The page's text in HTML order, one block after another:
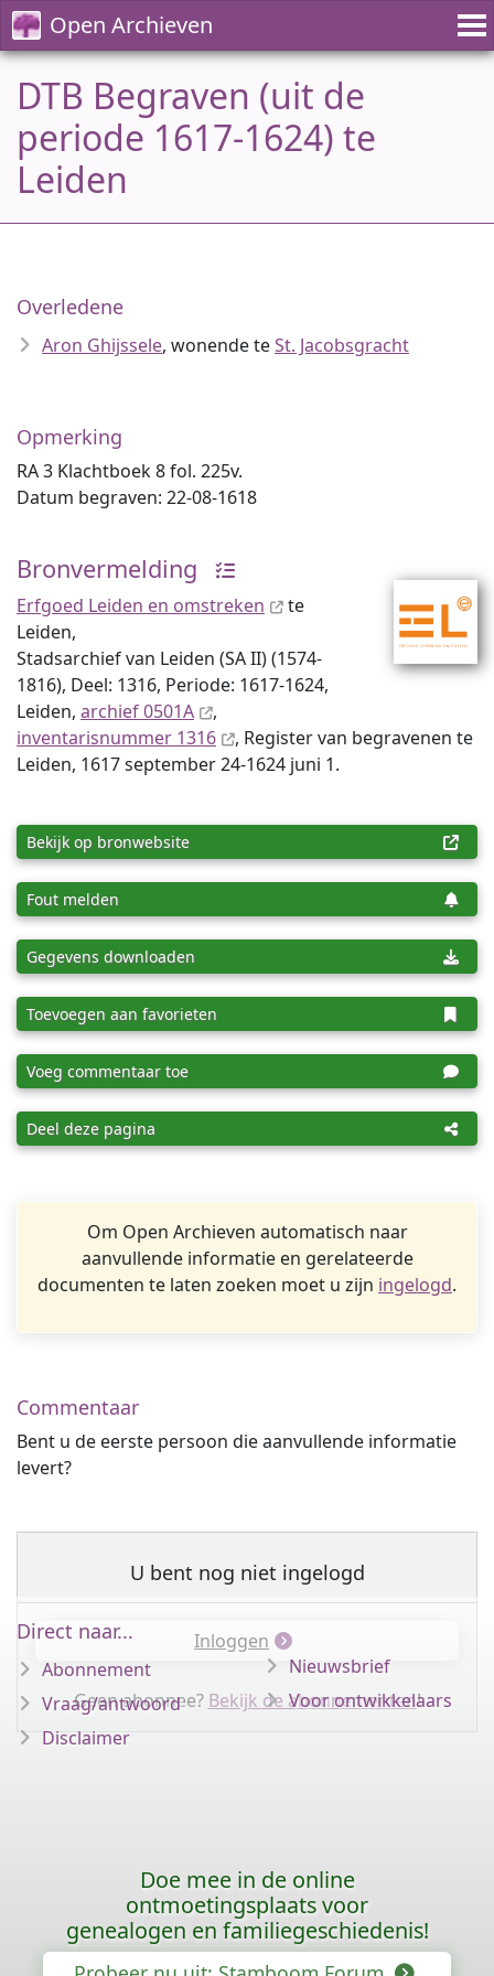
Open Archieven
DTB Begraven (uit de
periode 1617-1624) te
Leiden
Overledene
Aron Ghijssele, wonende teSt. Jacobsgracht
Opmerking
RA 3 Klachtboek 8 fol. 225v.
Datum begraven: 22-08-1618
Bronvermelding
Erfgoed Leiden en omstreken
te
Leiden,
Stadsarchief van Leiden (SA II) (1574-
1816), Deel: 1316, Periode: 1617-1624,
Leiden, archief 0501A
,
inventaris­num­mer 1316
, Register van begravenen te
Leiden, 1617 september 24-1624 juni 1.
Bekijk op bronwebsite
Fout melden
Gegevens downloaden
Toevoegen aan favorieten
Voeg commentaar toe
Deel deze pagina
Om Open Archieven automatisch naar
aanvullende informatie en gerelateerde
documenten te laten zoeken moet u zijn ingelogd.
Commentaar
Bent u de eerste persoon die aanvullende informatie
levert?
U bent nog niet ingelogd
Inloggen
Geen abonnee? Bekijk de abonnementen!
Direct naar...
Abonnement
Vraag/antwoord
Disclaimer
Nieuwsbrief
Voor ontwikkelaars
Doe mee in de online
ontmoetingsplaats voor
genealogen en familiegeschiedenis!